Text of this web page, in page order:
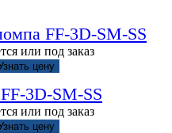
FF-3D-SM-SS
или под заказ
цену
3D-SM-SS
или под заказ
цену